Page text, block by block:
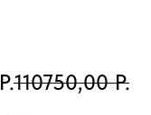
Р.110750,00 Р.